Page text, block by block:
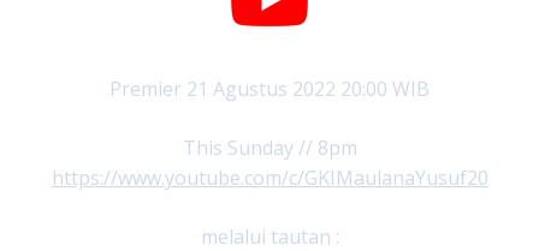
Premier 21 Agustus 2022 20:00 WIB
This Sunday // 8pm
https://www.youtube.com/c/GKIMaulanaYusuf20
melalui tautan :